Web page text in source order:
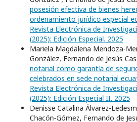
posesión efectiva de bienes
ordenamiento jurídico especial
Revista Electrónica de
(2025): Edición Especial. 2025
Mariela Magdalena Mendoza-
González, Fernando de Jesús
notarial como garantía de
celebrados en sede notarial
Revista Electrónica de
(2025): Edición Especial II. 2025
Denisse Catalina Álvarez-
Chacón-Gómez, Fernando de